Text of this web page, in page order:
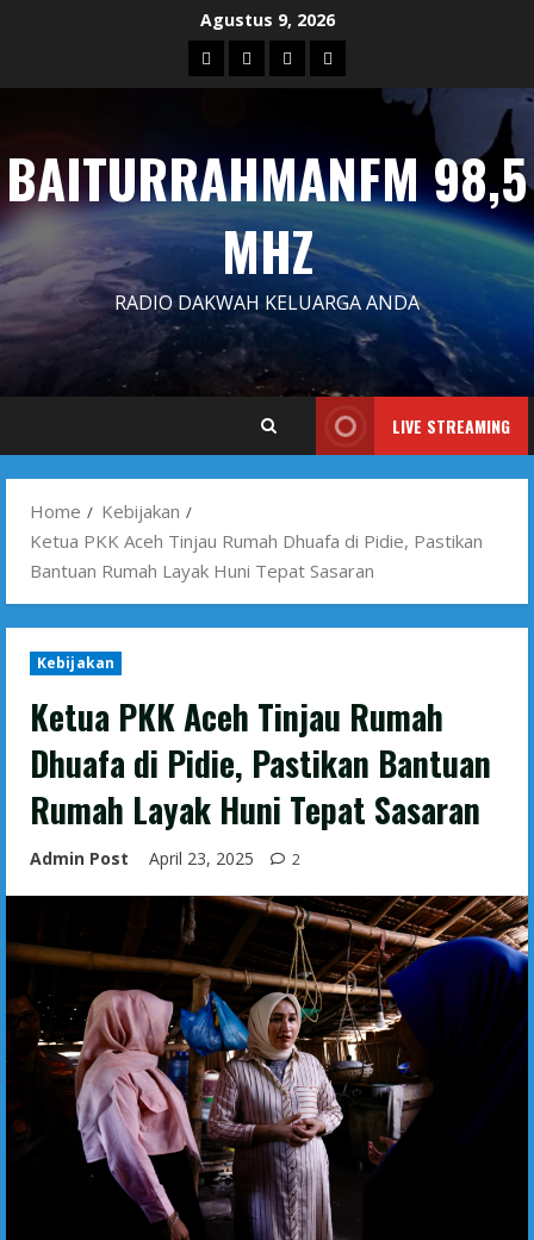
Agustus 9, 2026
Blog Contact
Us
Dengarkan
Siaran
Iklan
BAITURRAHMANFM 98,5
MHZ
RADIO DAKWAH KELUARGA ANDA
LIVE STREAMING
Home
Kebijakan
Ketua PKK Aceh Tinjau Rumah Dhuafa di Pidie, Pastikan
Bantuan Rumah Layak Huni Tepat Sasaran
Kebijakan
Ketua PKK Aceh Tinjau Rumah
Dhuafa di Pidie, Pastikan Bantuan
Rumah Layak Huni Tepat Sasaran
Admin Post April 23, 2025 2